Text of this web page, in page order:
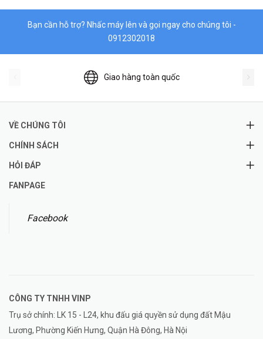
Bạn cần hỗ trợ? Nhấc máy lên và gọi ngay cho chúng tôi -
0912302018
Giao hàng toàn quốc
VỀ CHÚNG TÔI
CHÍNH SÁCH
HỎI ĐÁP
FANPAGE
Facebook
CÔNG TY TNHH VINP
Trụ sở chính: LK 15 - L24, khu đấu giá quyền sử dụng đất Mậu
Lương, Phường Kiến Hưng, Quận Hà Đông, Hà Nội